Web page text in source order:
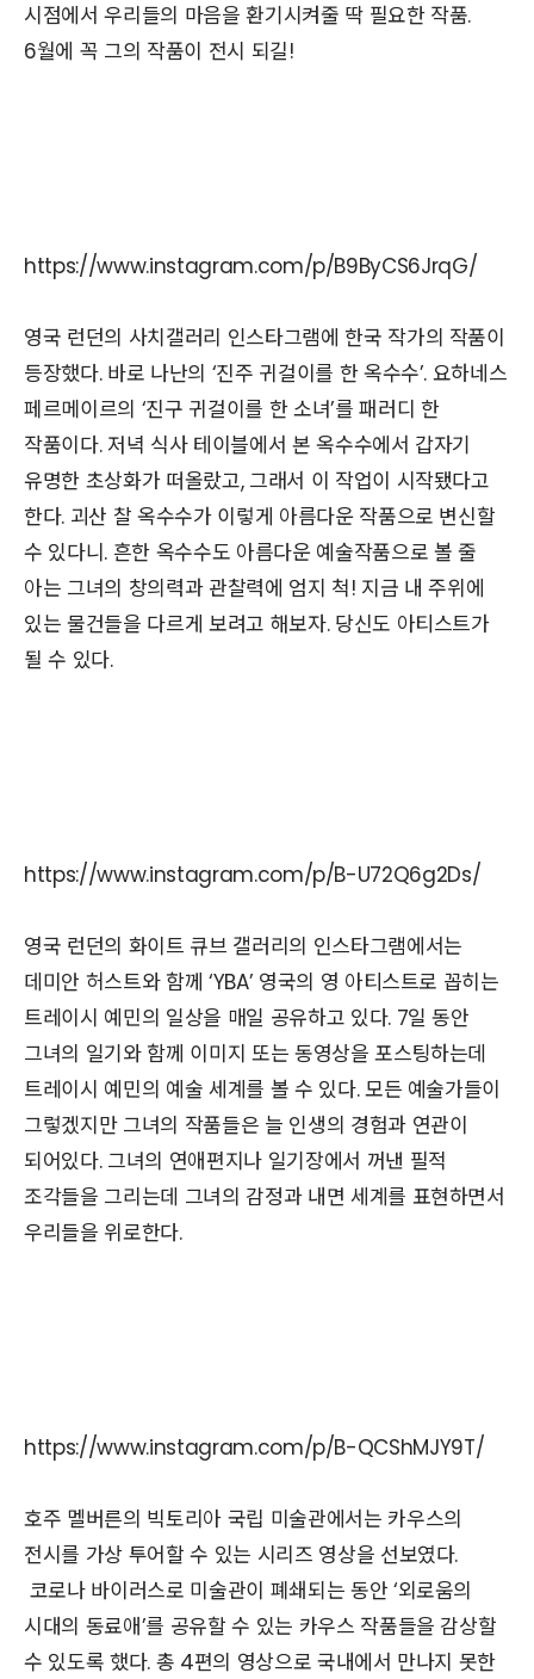
시점에서 우리들의 마음을 환기시켜줄 딱 필요한 작품.
6월에 꼭 그의 작품이 전시 되길!
https://www.instagram.com/p/B9ByCS6JrqG/
영국 런던의 사치갤러리 인스타그램에 한국 작가의 작품이
등장했다. 바로 나난의 ‘진주 귀걸이를 한 옥수수’. 요하네스
페르메이르의 ‘진구 귀걸이를 한 소녀’를 패러디 한
작품이다. 저녁 식사 테이블에서 본 옥수수에서 갑자기
유명한 초상화가 떠올랐고, 그래서 이 작업이 시작됐다고
한다. 괴산 찰 옥수수가 이렇게 아름다운 작품으로 변신할
수 있다니. 흔한 옥수수도 아름다운 예술작품으로 볼 줄
아는 그녀의 창의력과 관찰력에 엄지 척! 지금 내 주위에
있는 물건들을 다르게 보려고 해보자. 당신도 아티스트가
될 수 있다.
https://www.instagram.com/p/B-U72Q6g2Ds/
영국 런던의 화이트 큐브 갤러리의 인스타그램에서는
데미안 허스트와 함께 ‘YBA’ 영국의 영 아티스트로 꼽히는
트레이시 예민의 일상을 매일 공유하고 있다. 7일 동안
그녀의 일기와 함께 이미지 또는 동영상을 포스팅하는데
트레이시 예민의 예술 세계를 볼 수 있다. 모든 예술가들이
그렇겠지만 그녀의 작품들은 늘 인생의 경험과 연관이
되어있다. 그녀의 연애편지나 일기장에서 꺼낸 필적
조각들을 그리는데 그녀의 감정과 내면 세계를 표현하면서
우리들을 위로한다.
https://www.instagram.com/p/B-QCShMJY9T/
호주 멜버른의 빅토리아 국립 미술관에서는 카우스의
전시를 가상 투어할 수 있는 시리즈 영상을 선보였다.
코로나 바이러스로 미술관이 폐쇄되는 동안 ‘외로움의
시대의 동료애’를 공유할 수 있는 카우스 작품들을 감상할
수 있도록 했다. 총 4편의 영상으로 국내에서 만나지 못한